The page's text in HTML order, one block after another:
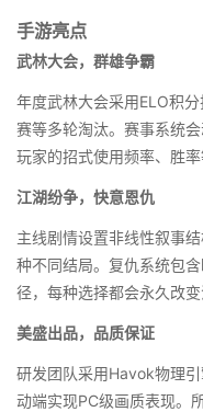
手游亮点
武林大会，群雄争霸
年度武林大会采用ELO积
赛等多轮淘汰。赛事系统
玩家的招式使用频率、胜率
江湖纷争，快意恩仇
主线剧情设置非线性叙事
种不同结局。复仇系统包
径，每种选择都会永久改变
美盛出品，品质保证
研发团队采用Havok物理
动端实现PC级画质表现。